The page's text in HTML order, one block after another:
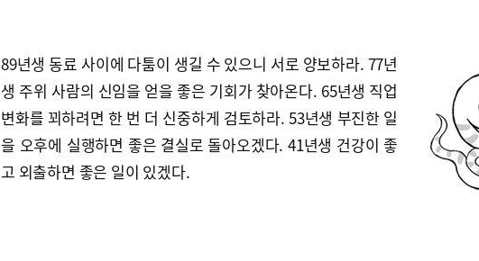
89년생 동료 사이에 다툼이 생길 수 있으니 서로 양보하라. 77년
생 주위 사람의 신임을 얻을 좋은 기회가 찾아온다. 65년생 직업
변화를 꾀하려면 한 번 더 신중하게 검토하라. 53년생 부진한 일
을 오후에 실행하면 좋은 결실로 돌아오겠다. 41년생 건강이 좋
고 외출하면 좋은 일이 있겠다.